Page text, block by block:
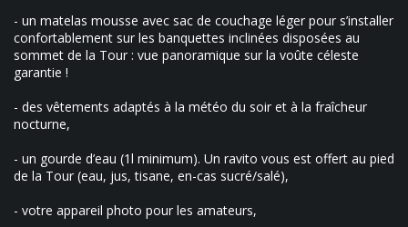
- un matelas mousse avec sac de couchage léger pour s’installer
confortablement sur les banquettes inclinées disposées au
sommet de la Tour : vue panoramique sur la voûte céleste
garantie !
- des vêtements adaptés à la météo du soir et à la fraîcheur
nocturne,
- un gourde d’eau (1l minimum). Un ravito vous est offert au pied
de la Tour (eau, jus, tisane, en-cas sucré/salé),
- votre appareil photo pour les amateurs,